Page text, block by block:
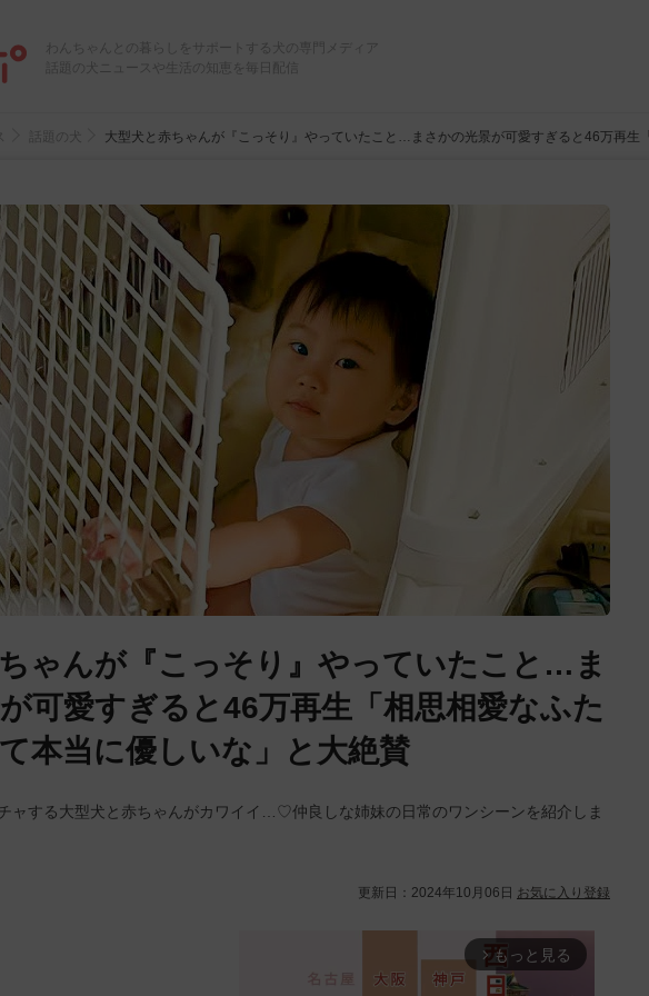
わんちゃんとの暮らしをサポートする犬の専門メディア
話題の犬ニュースや生活の知恵を毎日配信
話題の犬 大型犬と赤ちゃんが『こっそり』やっていたこと…まさかの光景が可愛すぎると46万再生
ゃんが『こっそり』やっていたこと…ま
可愛すぎると46万再生「相思相愛なふた
本当に優しいな」と大絶賛
ャする大型犬と赤ちゃんがカワイイ…♡仲良しな姉妹の日常のワンシーンを紹介しま
更新日： 2024年10月06日 お気に入り登録
arrow_forward_ios もっと見る